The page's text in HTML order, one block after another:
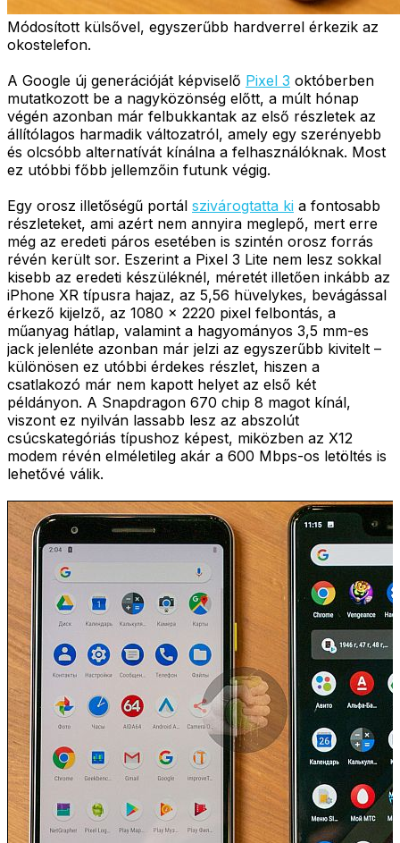
Módosított külsővel, egyszerűbb hardverrel érkezik az
okostelefon.
A Google új generációját képviselő Pixel 3 októberben
mutatkozott be a nagyközönség előtt, a múlt hónap
végén azonban már felbukkantak az első részletek az
állítólagos harmadik változatról, amely egy szerényebb
és olcsóbb alternatívát kínálna a felhasználóknak. Most
ez utóbbi főbb jellemzőin futunk végig.
Egy orosz illetőségű portál szivárogtatta ki a fontosabb
részleteket, ami azért nem annyira meglepő, mert erre
még az eredeti páros esetében is szintén orosz forrás
révén került sor. Eszerint a Pixel 3 Lite nem lesz sokkal
kisebb az eredeti készüléknél, méretét illetően inkább az
iPhone XR típusra hajaz, az 5,56 hüvelykes, bevágással
érkező kijelző, az 1080 x 2220 pixel felbontás, a
műanyag hátlap, valamint a hagyományos 3,5 mm-es
jack jelenléte azonban már jelzi az egyszerűbb kivitelt –
különösen ez utóbbi érdekes részlet, hiszen a
csatlakozó már nem kapott helyet az első két
példányon. A Snapdragon 670 chip 8 magot kínál,
viszont ez nyilván lassabb lesz az abszolút
csúcskategóriás típushoz képest, miközben az X12
modem révén elméletileg akár a 600 Mbps-os letöltés is
lehetővé válik.